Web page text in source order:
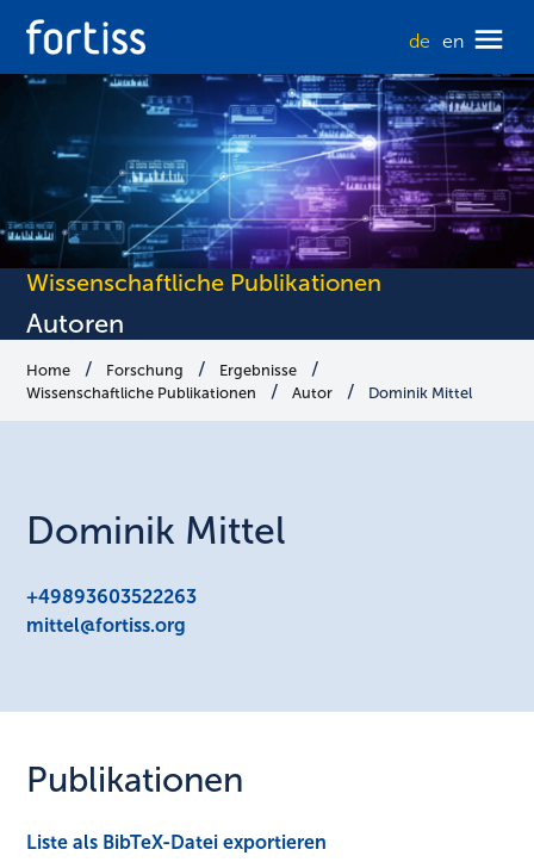
de en
Wissenschaftliche Publikationen
Autoren
Home Forschung
Ergebnisse
Wissenschaftliche Publikationen
Autor Dominik Mittel
Dominik Mittel
+49893603522263
mittel@fortiss.org
Publikationen
Liste als BibTeX-Datei exportieren